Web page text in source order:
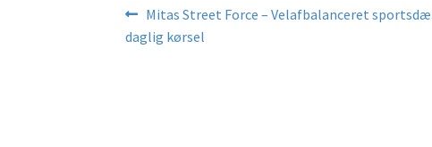
Indlægsnavigation
Forrige
indlæg:
Mitas Street Force – Velafbalanceret
daglig kørsel